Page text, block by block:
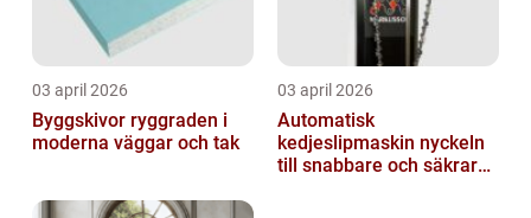
03 april 2026
Byggskivor ryggraden i
moderna väggar och tak
03 april 2026
Automatisk
kedjeslipmaskin nyckeln
till snabbare och säkrare